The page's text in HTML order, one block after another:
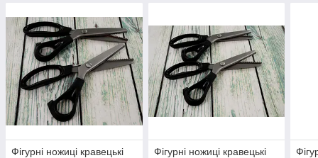
Фігурні ножиці кравецькі
Фігурні ножиці кравецькі